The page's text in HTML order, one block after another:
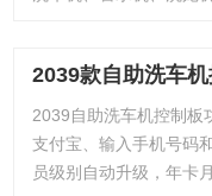
2039款自助洗车
2039自助洗车机控制板
支付宝、输入手机号码
员级别自动升级，年卡